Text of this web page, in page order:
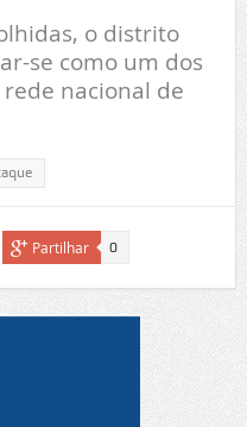
o distrito
se como um dos
nacional de
Partilhar 0